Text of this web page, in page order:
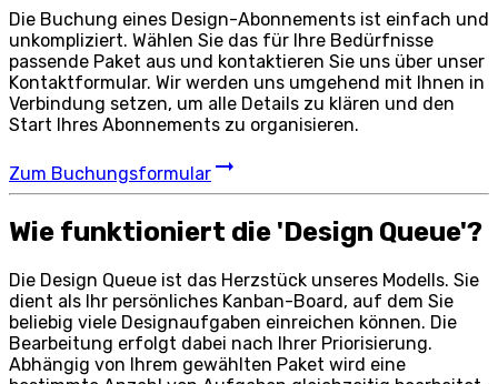
Die Buchung eines Design-Abonnements ist einfach und
unkompliziert. Wählen Sie das für Ihre Bedürfnisse
passende Paket aus und kontaktieren Sie uns über unser
Kontaktformular. Wir werden uns umgehend mit Ihnen in
Verbindung setzen, um alle Details zu klären und den
Start Ihres Abonnements zu organisieren.
Zum Buchungsformular
Wie funktioniert die 'Design Queue'?
Die Design Queue ist das Herzstück unseres Modells. Sie
dient als Ihr persönliches Kanban-Board, auf dem Sie
beliebig viele Designaufgaben einreichen können. Die
Bearbeitung erfolgt dabei nach Ihrer Priorisierung.
Abhängig von Ihrem gewählten Paket wird eine